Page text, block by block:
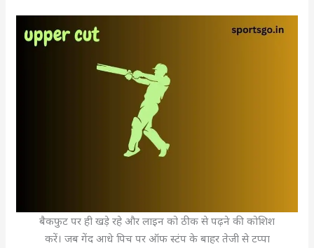
बैकफुट पर ही खड़े रहे और लाइन को ठीक से पढ़ने की कोशिश
करें। जब गेंद आधे पिच पर ऑफ स्टंप के बाहर तेजी से टप्पा